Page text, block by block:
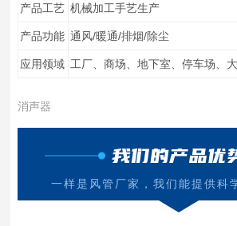
产品工艺 机械加工手艺生产
产品功能 通风/暖通/排烟/除尘
应用领域 工厂、商场、地下室、停车场、
消声器
我们的产品优
一样是风管厂家，我们能提供科